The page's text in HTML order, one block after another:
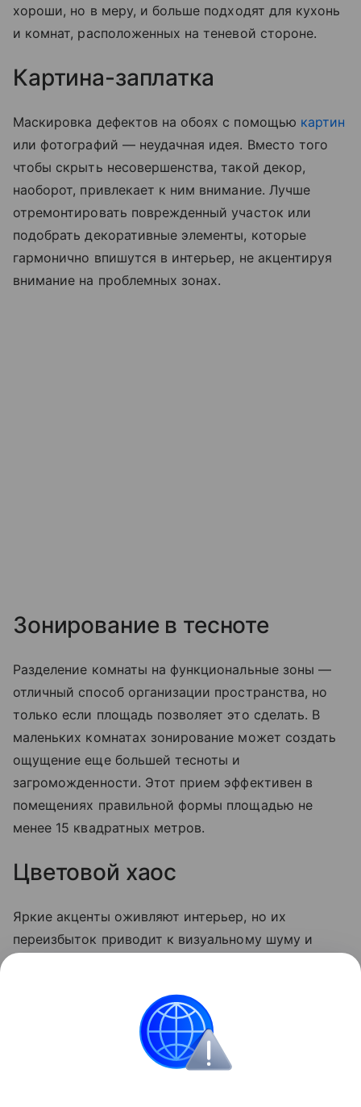
хороши, но в меру, и больше подходят для кухонь
и комнат, расположенных на теневой стороне.
Картина-заплатка
Маскировка дефектов на обоях с помощью картин
или фотографий — неудачная идея. Вместо того
чтобы скрыть несовершенства, такой декор,
наоборот, привлекает к ним внимание. Лучше
отремонтировать поврежденный участок или
подобрать декоративные элементы, которые
гармонично впишутся в интерьер, не акцентируя
внимание на проблемных зонах.
Зонирование в тесноте
Разделение комнаты на функциональные зоны —
отличный способ организации пространства, но
только если площадь позволяет это сделать. В
маленьких комнатах зонирование может создать
ощущение еще большей тесноты и
загроможденности. Этот прием эффективен в
помещениях правильной формы площадью не
менее 15 квадратных метров.
Цветовой хаос
Яркие акценты оживляют интерьер, но их
переизбыток приводит к визуальному шуму и
декоративных элементов, чтобы создать стильный
и целостный образ.